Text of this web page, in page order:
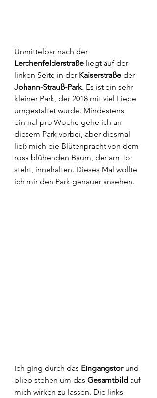
Unmittelbar nach der
Lerchenfelderstraße liegt auf der
linken Seite in der Kaiserstraße der
Johann-Strauß-Park. Es ist ein sehr
kleiner Park, der 2018 mit viel Liebe
umgestaltet wurde. Mindestens
einmal pro Woche gehe ich an
diesem Park vorbei, aber diesmal
ließ mich die Blütenpracht von dem
rosa blühenden Baum, der am Tor
steht, innehalten. Dieses Mal wollte
ich mir den Park genauer ansehen.
Ich ging durch das Eingangstor und
blieb stehen um das Gesamtbild auf
mich wirken zu lassen. Die links